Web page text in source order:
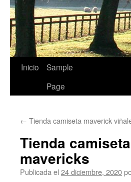
Saltar
Inicio
Sample
Page
← Tienda camiseta maverick
Tienda
mavericks
Publicada el 24 diciembre, 2020